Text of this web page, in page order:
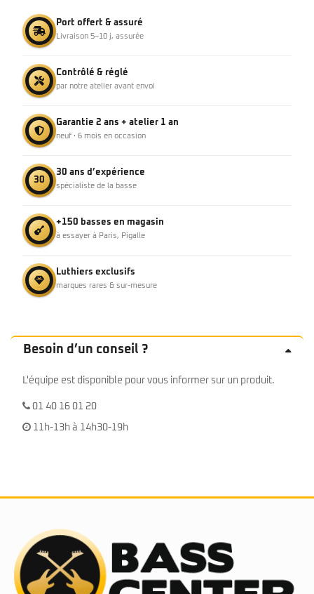
Port offert & assuré
Livraison 5–10 j, assurée
Contrôlé & réglé
par notre atelier avant envoi
Garantie 2 ans + atelier 1 an
neuf · 6 mois en occasion
30
30 ans d’expérience
spécialiste de la basse
+150 basses en magasin
à essayer à Paris, Pigalle
Luthiers exclusifs
marques rares & sur-mesure
Besoin d’un conseil ?
L'équipe est disponible pour vous informer sur un produit.
01 40 16 01 20
11h-13h à 14h30-19h